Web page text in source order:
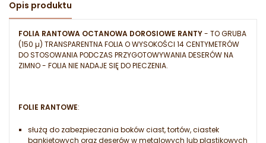
Opis produktu
FOLIA RANTOWA OCTANOWA DOROSIOWE RANTY- TO GRUBA
(150 µ) TRANSPARENTNA FOLIA O WYSOKOŚCI 14 CENTYMETRÓW
DO STOSOWANIA PODCZAS PRZYGOTOWYWANIA DESERÓW NA
ZIMNO - FOLIA NIE NADAJE SIĘ DO PIECZENIA.
FOLIE RANTOWE:
służą do zabezpieczania boków ciast, tortów, ciastek
bankietowych oraz deserów w metalowych lub plastikowych